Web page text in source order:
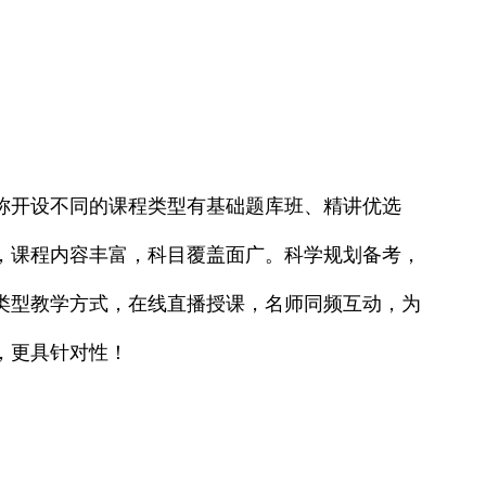
设不同的课程类型有基础题库班、精讲优选
程内容丰富，科目覆盖面广。科学规划备考，
教学方式，在线直播授课，名师同频互动，为
具针对性！